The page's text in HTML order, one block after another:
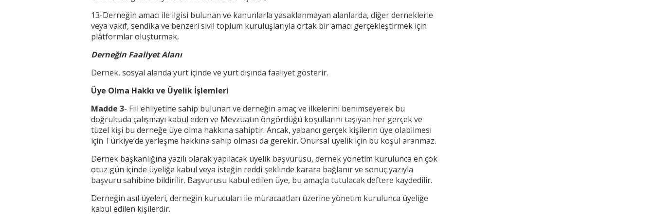
13-Derneğin amacı ile ilgisi bulunan ve kanunlarla yasaklanmayan alanlarda, diğer derneklerle
veya vakıf, sendika ve benzeri sivil toplum kuruluşlarıyla ortak bir amacı gerçekleştirmek için
plâtformlar oluşturmak,
Derneğin Faaliyet Alanı
Dernek, sosyal alanda yurt içinde ve yurt dışında faaliyet gösterir.
Üye Olma Hakkı ve Üyelik İşlemleri
Madde 3- Fiil ehliyetine sahip bulunan ve derneğin amaç ve ilkelerini benimseyerek bu
doğrultuda çalışmayı kabul eden ve Mevzuatın öngördüğü koşullarını taşıyan her gerçek ve
tüzel kişi bu derneğe üye olma hakkına sahiptir. Ancak, yabancı gerçek kişilerin üye olabilmesi
için Türkiye’de yerleşme hakkına sahip olması da gerekir. Onursal üyelik için bu koşul aranmaz.
Dernek başkanlığına yazılı olarak yapılacak üyelik başvurusu, dernek yönetim kurulunca en çok
otuz gün içinde üyeliğe kabul veya isteğin reddi şeklinde karara bağlanır ve sonuç yazıyla
başvuru sahibine bildirilir. Başvurusu kabul edilen üye, bu amaçla tutulacak deftere kaydedilir.
Derneğin asıl üyeleri, derneğin kurucuları ile müracaatları üzerine yönetim kurulunca üyeliğe
kabul edilen kişilerdir.